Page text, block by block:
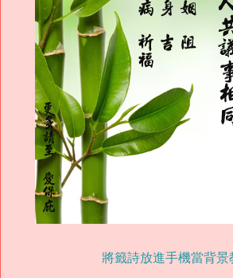
將籤詩放進手機當背景